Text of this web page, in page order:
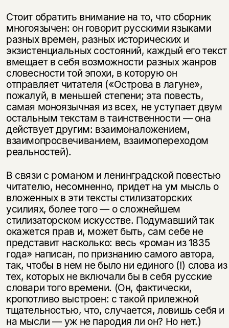
Стоит обратить внимание на то, что сборник
многоязычен: он говорит русскими языками
разных времен, разных исторических и
экзистенциальных состояний, каждый его текст
вмещает в себя возможности разных жанров
словесности той эпохи, в которую он
отправляет читателя («Острова в лагуне»,
пожалуй, в меньшей степени; эта повесть,
самая моноязычная из всех, не уступает двум
остальным текстам в таинственности — она
действует другим: взаимоналожением,
взаимопросвечиванием, взаимопереходом
реальностей).
В связи с романом и ленинградской повестью
читателю, несомненно, придет на ум мысль о
вложенных в эти тексты стилизаторских
усилиях, более того — о сложнейшем
стилизаторском искусстве. Подумавший так
окажется прав и, может быть, сам себе не
представит насколько: весь «роман из 1835
года» написан, по признанию самого автора,
так, чтобы в нем не было ни единого (!) слова из
тех, которых не включали бы в себя русские
словари того времени. (Он, фактически,
кропотливо выстроен: с такой прилежной
тщательностью, что, случается, ловишь себя и
на мысли — уж не пародия ли он? Но нет.)